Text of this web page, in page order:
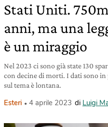
Stati Uniti.
anni, ma una
è un miraggio
Nel 2023 ci sono già state 130
con decine di morti. I dati sono
sul tema è lontana.
Esteri 4 aprile 2023 di Luigi